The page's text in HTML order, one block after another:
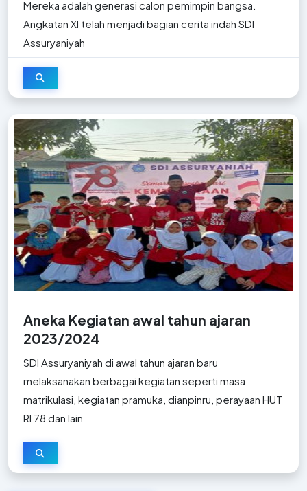
Mereka adalah generasi calon pemimpin bangsa.
Angkatan XI telah menjadi bagian cerita indah SDI
Assuryaniyah
Aneka Kegiatan awal tahun ajaran
2023/2024
SDI Assuryaniyah di awal tahun ajaran baru
melaksanakan berbagai kegiatan seperti masa
matrikulasi, kegiatan pramuka, dianpinru, perayaan HUT
RI 78 dan lain